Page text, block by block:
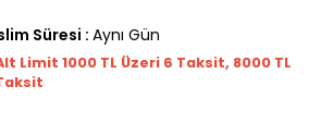
Süresi : Aynı Gün
Limit 1000 TL Üzeri 6 Taksit, 8000 TL